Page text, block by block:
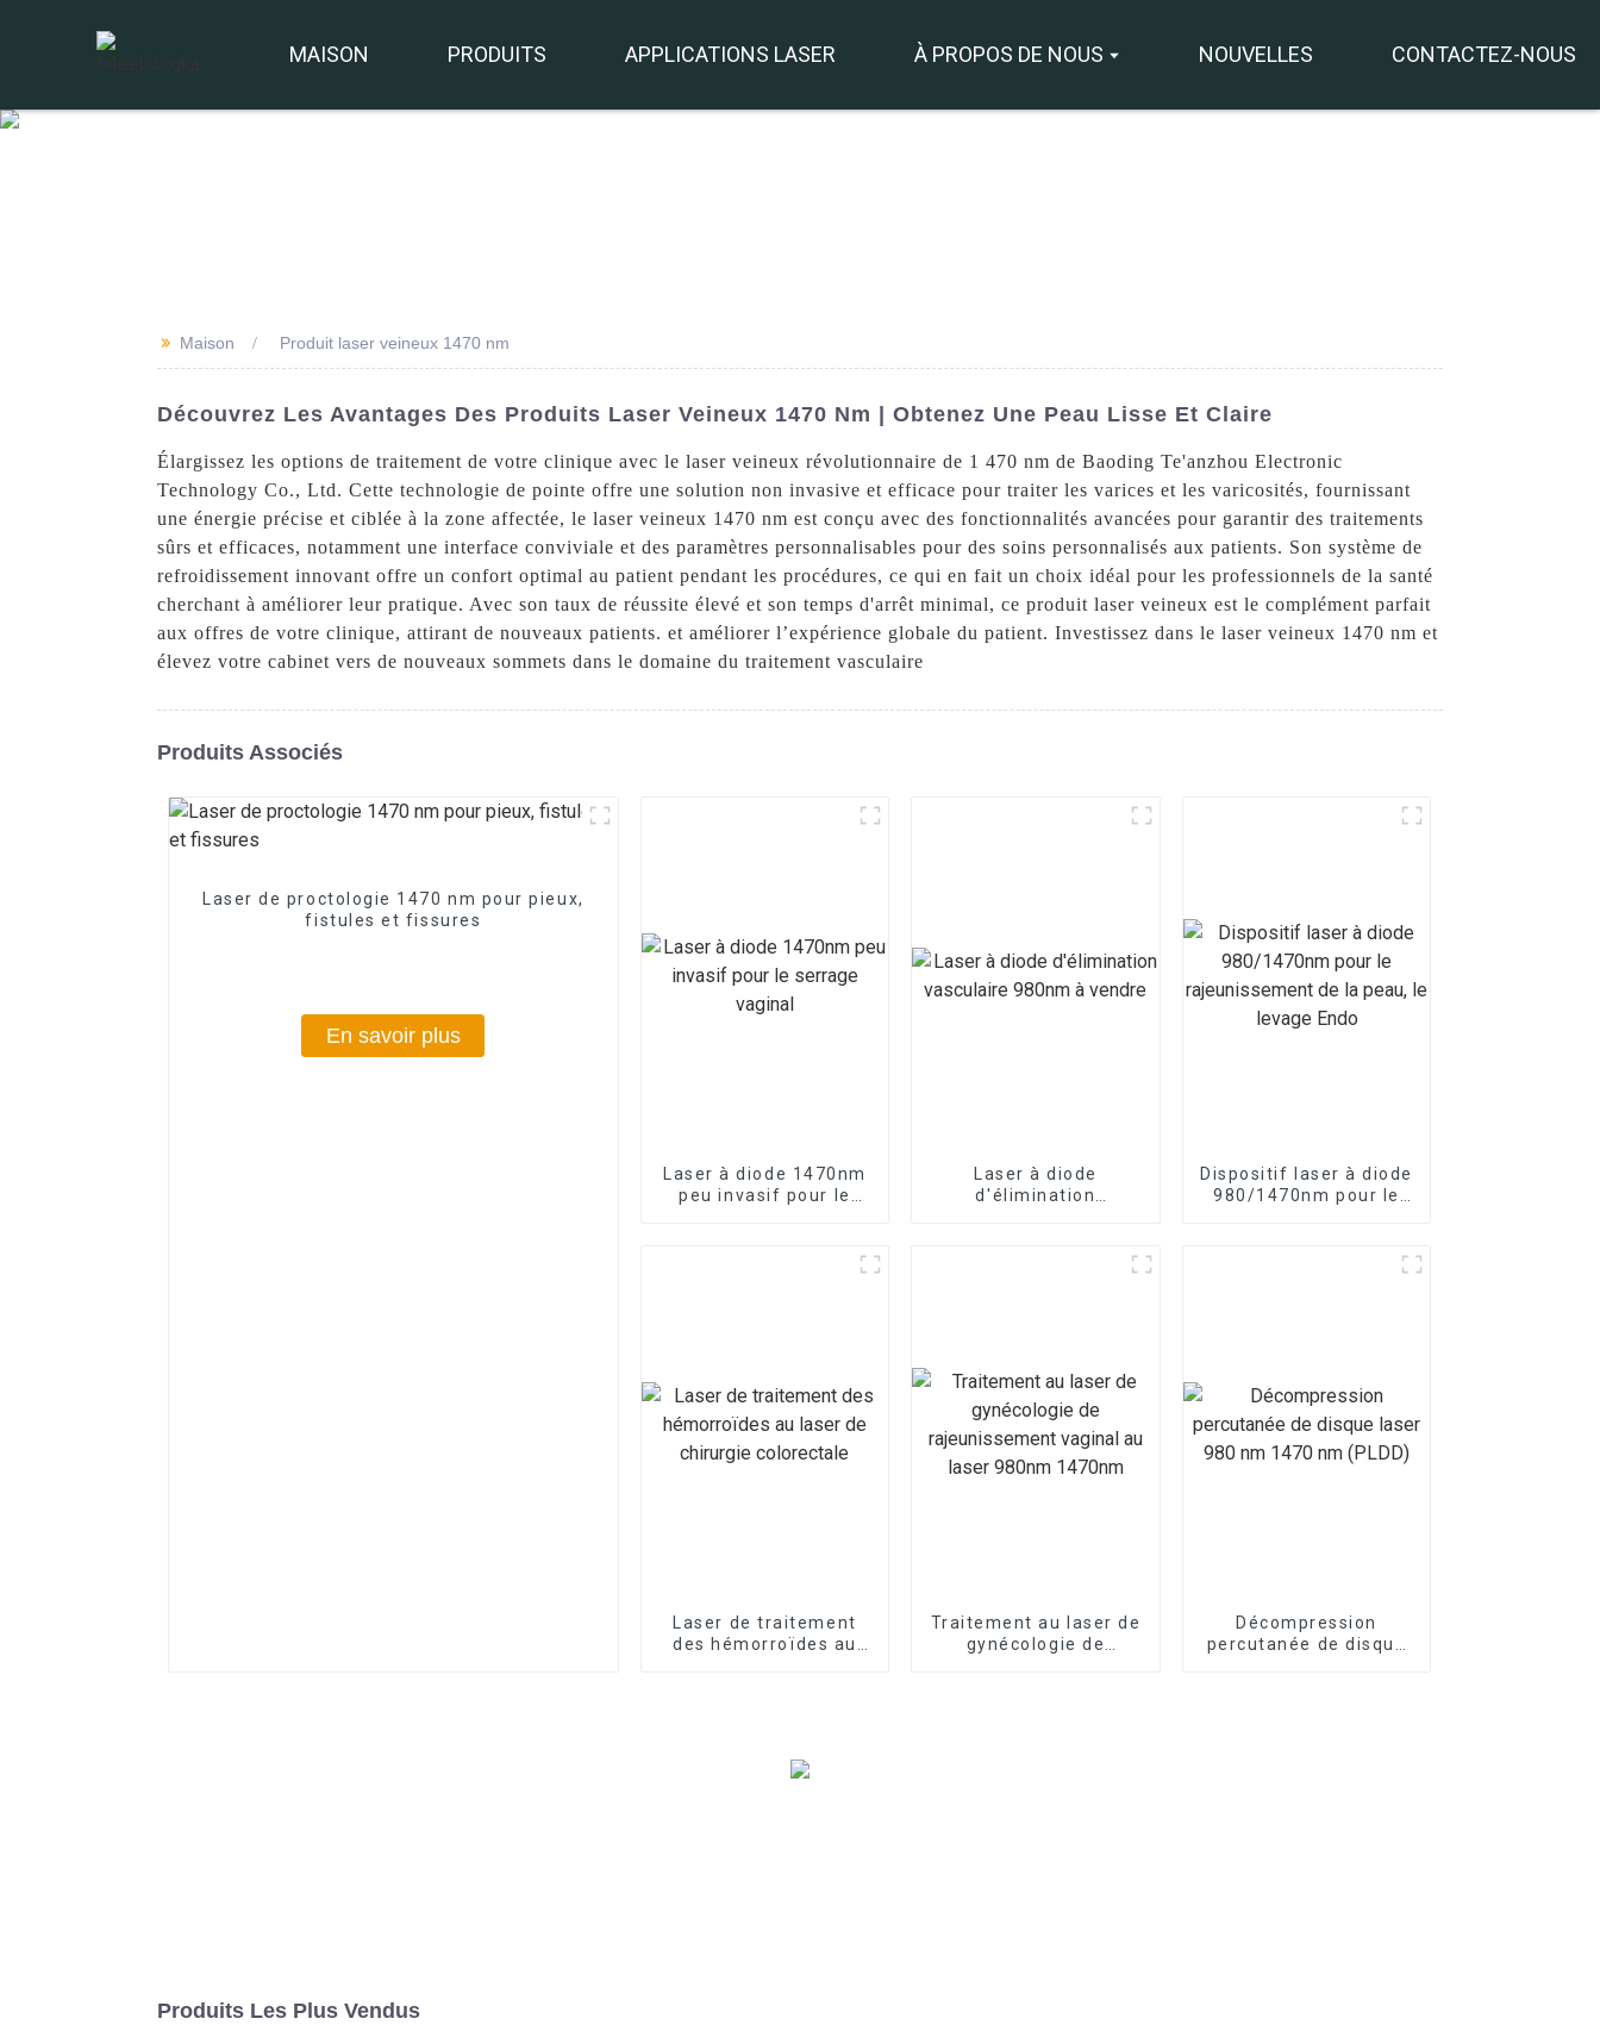
MAISON PRODUITS APPLICATIONS LASER À PROPOS DE NOUS NOUVELLES CONTACTEZ-NOUS
>> Maison Produit laser veineux 1470 nm
Découvrez Les Avantages Des Produits Laser Veineux 1470 Nm | Obtenez Une Peau Lisse Et Claire
Élargissez les options de traitement de votre clinique avec le laser veineux révolutionnaire de 1 470 nm de Baoding Te'anzhou Electronic
Technology Co., Ltd. Cette technologie de pointe offre une solution non invasive et efficace pour traiter les varices et les varicosités, fournissant
une énergie précise et ciblée à la zone affectée, le laser veineux 1470 nm est conçu avec des fonctionnalités avancées pour garantir des traitements
sûrs et efficaces, notamment une interface conviviale et des paramètres personnalisables pour des soins personnalisés aux patients. Son système de
refroidissement innovant offre un confort optimal au patient pendant les procédures, ce qui en fait un choix idéal pour les professionnels de la santé
cherchant à améliorer leur pratique. Avec son taux de réussite élevé et son temps d'arrêt minimal, ce produit laser veineux est le complément parfait
aux offres de votre clinique, attirant de nouveaux patients. et améliorer l’expérience globale du patient. Investissez dans le laser veineux 1470 nm et
élevez votre cabinet vers de nouveaux sommets dans le domaine du traitement vasculaire
Produits Associés
Laser de proctologie 1470 nm pour pieux,
fistules et fissures
En savoir plus
Laser à diode 1470nm
peu invasif pour le
Laser à diode
d'élimination
Dispositif laser à diode
980/1470nm pour le
Laser de traitement
des hémorroïdes au
Traitement au laser de
gynécologie de
Décompression
percutanée de disque
Produits Les Plus Vendus